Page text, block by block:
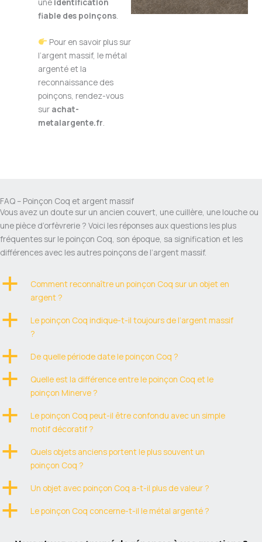
fiable des poinçons
Pour en savoir plus sur
l’argent massif, le métal
argenté et la
reconnaissance des
poinçons, rendez-vous
sur achat-
metalargente.fr
FAQ – Poinçon Coq et argent massif
Vous avez un doute sur un ancien couvert, une cuillère, une louche ou
une pièce d’orfèvrerie ? Voici les réponses aux questions les plus
fréquentes sur le poinçon Coq, son époque, sa signification et les
différences avec les autres poinçons de l’argent massif.
a
Comment reconnaître un poinçon Coq sur un objet en
argent ?
a
Le poinçon Coq indique-t-il toujours de l’argent massif
?
a De quelle période date le poinçon Coq ?
a
Quelle est la différence entre le poinçon Coq et le
poinçon Minerve ?
a
Le poinçon Coq peut-il être confondu avec un simple
motif décoratif ?
a
Quels objets anciens portent le plus souvent un
poinçon Coq ?
a Un objet avec poinçon Coq a-t-il plus de valeur ?
a Le poinçon Coq concerne-t-il le métal argenté ?